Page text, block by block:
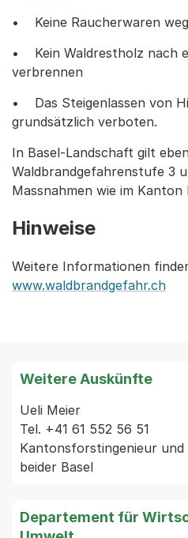
• Keine Raucherwaren
• Kein Waldrestholz nach
verbrennen
• Das Steigenlassen von
grundsätzlich verboten.
In Basel-Landschaft gilt
Waldbrandgefahrenstufe 3
Massnahmen wie im Kanton
Hinweise
Weitere Informationen
www.waldbrandgefahr.ch
Weitere Auskünfte
Ueli Meier
Tel. +41 61 552 56 51
Kantonsforstingenieur
Departement für